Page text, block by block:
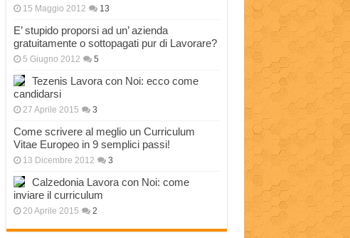
15 Maggio 2012 13
E’ stupido proporsi ad un’ azienda
gratuitamente o sottopagati pur di Lavorare?
5 Giugno 2012 5
Tezenis Lavora con Noi: ecco come
candidarsi
27 Aprile 2015 3
Come scrivere al meglio un Curriculum
Vitae Europeo in 9 semplici passi!
13 Dicembre 2012 3
Calzedonia Lavora con Noi: come
inviare il curriculum
20 Aprile 2015 2